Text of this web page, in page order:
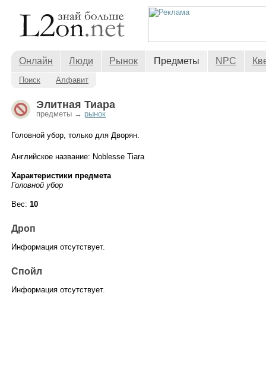
Онлайн Люди Рынок Предметы NPC
Поиск Алфавит
Элитная Тиара
предметы → рынок
Головной убор, только для Дворян.
Английское название: Noblesse Tiara
Характеристики предмета
Головной убор
Вес: 10
Дроп
Информация отсутствует.
Спойл
Информация отсутствует.